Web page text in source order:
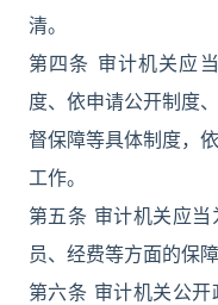
清。
第四条 审计机关应
度、依申请公开制度
督保障等具体制度，
工作。
第五条 审计机关应
员、经费等方面的保障
第六条 审计机关公